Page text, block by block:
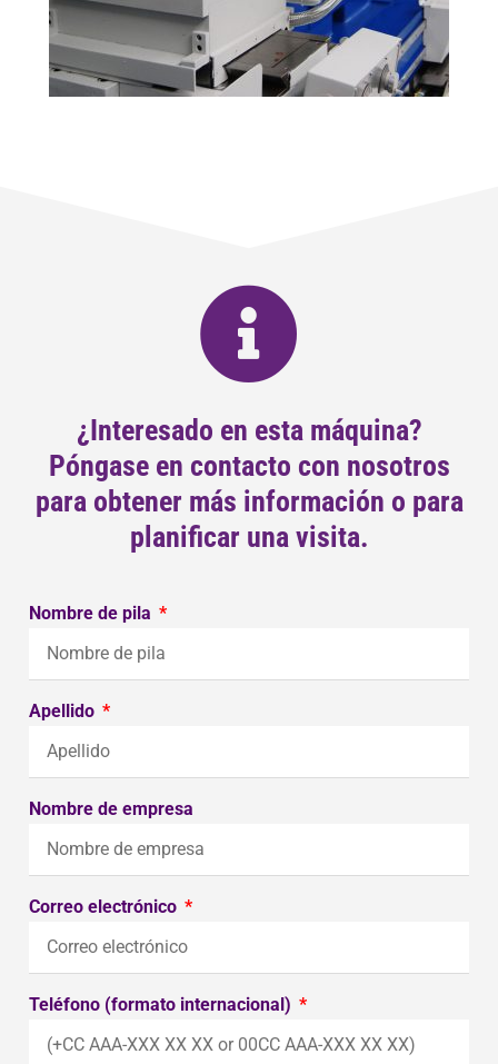
¿Interesado en esta máquina?
Póngase en contacto con nosotros
para obtener más información o para
planificar una visita.
Nombre de pila
Apellido
Nombre de empresa
Correo electrónico
Teléfono (formato internacional)